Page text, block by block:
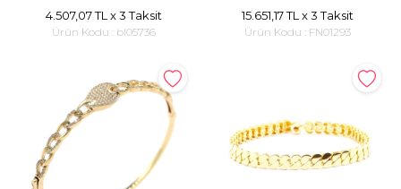
4.507,07 TL x 3 Taksit
Ürün Kodu : bl05736
15.651,17 TL x 3 Taksit
Ürün Kodu : FN01293